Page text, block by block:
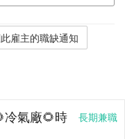
長期兼職
冷氣廠🌻時